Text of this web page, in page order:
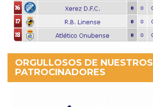
ORGULLOSOS DE NUESTROS
PATROCINADORES